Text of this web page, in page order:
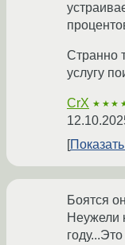
Странно
услугу
CrX
Боятся
Неужели